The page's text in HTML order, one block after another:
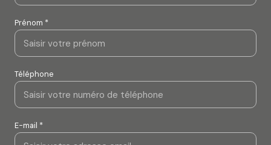
Prénom *
Téléphone
E-mail *